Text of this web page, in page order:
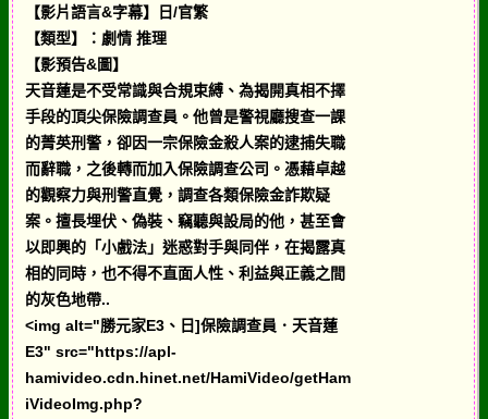
【影片語言&字幕】日/官繁
【類型】：劇情 推理
【影預告&圖】
天音蓮是不受常識與合規束縛、為揭開真相不擇
手段的頂尖保險調查員。他曾是警視廳搜查一課
的菁英刑警，卻因一宗保險金殺人案的逮捕失職
而辭職，之後轉而加入保險調查公司。憑藉卓越
的觀察力與刑警直覺，調查各類保險金詐欺疑
案。擅長埋伏、偽裝、竊聽與設局的他，甚至會
以即興的「小戲法」迷惑對手與同伴，在揭露真
相的同時，也不得不直面人性、利益與正義之間
的灰色地帶..
<img alt="勝元家E3、日]保險調查員．天音蓮
E3" src="https://apl-
hamivideo.cdn.hinet.net/HamiVideo/getHam
iVideoImg.php?